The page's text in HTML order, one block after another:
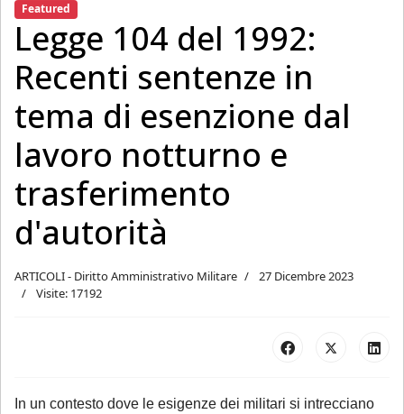
Featured
Legge 104 del 1992:
Recenti sentenze in
tema di esenzione dal
lavoro notturno e
trasferimento
d'autorità
ARTICOLI - Diritto Amministrativo Militare
27 Dicembre 2023
Visite: 17192
In un contesto dove le esigenze dei militari si intrecciano